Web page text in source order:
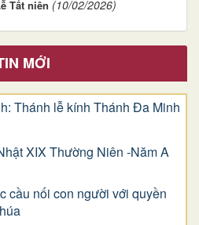
Tất niên (10/02/2026)
MỚI
Thánh lễ kính Thánh Đa Minh
XIX Thường Niên -Năm A
cầu nối con người với quyền